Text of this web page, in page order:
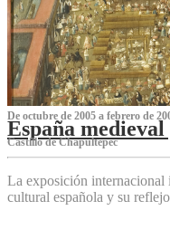
De octubre de 2005 a febrero de
España
Castillo de Chapultepec
La exposición internacional
cultural española y su